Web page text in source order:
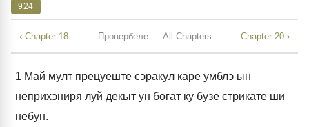
924
‹ Chapter 18 Провербеле — All Chapters Chapter 20 ›
1 Май мулт прецуеште сэракул каре умблэ ын
неприхэниря луй декыт ун богат ку бузе стрикате ши
небун.